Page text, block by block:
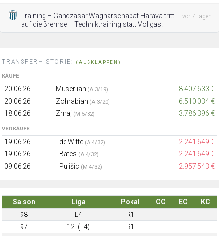
Training – Gandzasar Wagharschapat Harava tritt
auf die Bremse – Techniktraining statt Vollgas.
vor 7 Tagen
TRANSFERHISTORIE: (AUSKLAPPEN)
KÄUFE
20.06.26 Muserlian (A 3/19)
8.407.633 €
20.06.26
Zohrabian (A 3/20)
6.510.034 €
18.06.26
Zmaj (M 5/32) 3.786.396 €
VERKÄUFE
19.06.26 de Witte (A 4/32)
2.241.649 €
19.06.26
Bates (A 4/32)
2.241.649 €
09.06.26
Pulišic (M 4/32) 2.957.543 €
Saison Liga Pokal CC EC
KC
98
L4 R1 - -
-
97
12. (L4) R1 - -
-